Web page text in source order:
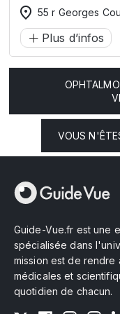
55 r Georges
Plus d’infos
VOUS
Guide-Vue.fr est une
spécialisée dans
mission est de rendre
médicales et
quotidien de chacun.